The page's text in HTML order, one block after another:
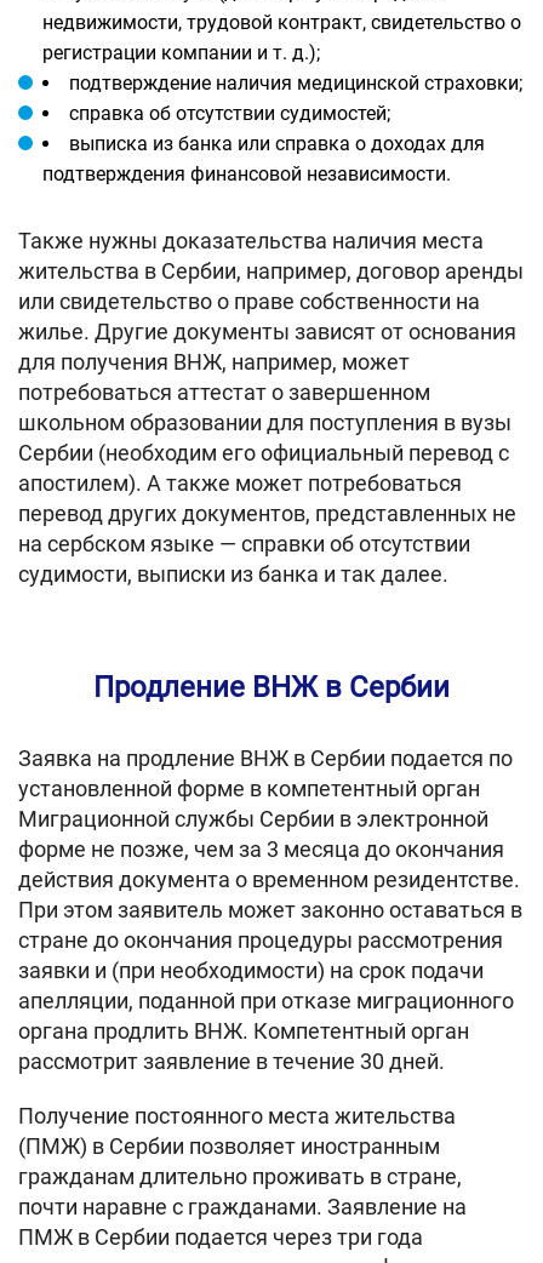
недвижимости, трудовой контракт, свидетельство о
регистрации компании и т. д.);
подтверждение наличия медицинской страховки;
справка об отсутствии судимостей;
выписка из банка или справка о доходах для
подтверждения финансовой независимости.
Также нужны доказательства наличия места
жительства в Сербии, например, договор аренды
или свидетельство о праве собственности на
жилье. Другие документы зависят от основания
для получения ВНЖ, например, может
потребоваться аттестат о завершенном
школьном образовании для поступления в вузы
Сербии (необходим его официальный перевод с
апостилем). А также может потребоваться
перевод других документов, представленных не
на сербском языке — справки об отсутствии
судимости, выписки из банка и так далее.
Продление ВНЖ в Сербии
Заявка на продление ВНЖ в Сербии подается по
установленной форме в компетентный орган
Миграционной службы Сербии в электронной
форме не позже, чем за 3 месяца до окончания
действия документа о временном резидентстве.
При этом заявитель может законно оставаться в
стране до окончания процедуры рассмотрения
заявки и (при необходимости) на срок подачи
апелляции, поданной при отказе миграционного
органа продлить ВНЖ. Компетентный орган
рассмотрит заявление в течение 30 дней.
Получение постоянного места жительства
(ПМЖ) в Сербии позволяет иностранным
гражданам длительно проживать в стране,
почти наравне с гражданами. Заявление на
ПМЖ в Сербии подается через три года